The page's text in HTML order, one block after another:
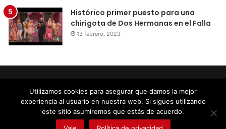
Histórico primer puesto para una
chirigota de Dos Hermanas en el Falla
13 febrero, 2023
por Doctores Web
FacebookTwitterLinkedInYouTube
Utilizamos cookies para asegurar que damos la mejor
experiencia al usuario en nuestra web. Si sigues utilizando
este sitio asumiremos que estás de acuerdo.